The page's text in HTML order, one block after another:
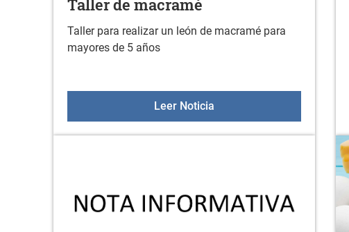
Taller de macramé
Taller para realizar un león de macramé para
mayores de 5 años
Leer NoticiaTaller de macramé